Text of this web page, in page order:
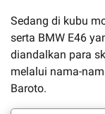
Sedang di kubu
serta BMW E46
diandalkan para
melalui nama-
Baroto.